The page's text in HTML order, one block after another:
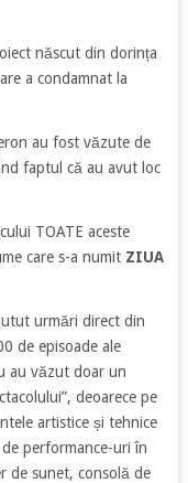
născut din dorința
a condamnat la
au fost văzute de
faptul că au avut loc
TOATE aceste
care s-a numit ZIUA
urmări direct din
de episoade ale
au văzut doar un
deoarece pe
artistice și tehnice
performance-uri în
de sunet, consolă de